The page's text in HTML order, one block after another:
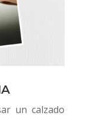
un calzado